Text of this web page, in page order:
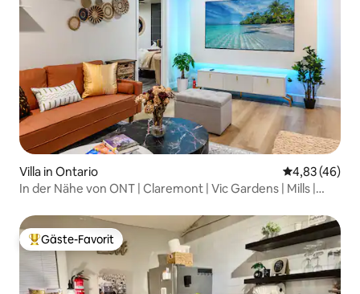
Villa in Ontario
4,83 (46)
In der Nähe von ONT | Claremont | Vic Gardens | Mills |
Beliebter Gäste-Favorit.
Gäste-Favorit